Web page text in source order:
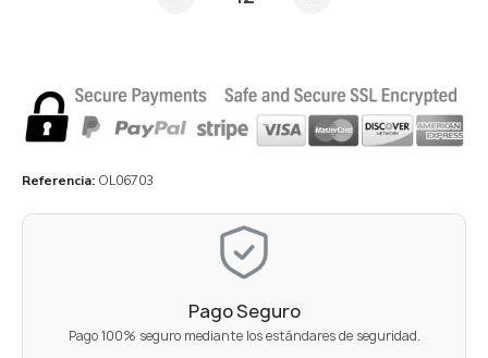
Referencia OL06703
Pago Seguro
Pago 100% seguro mediante los estándares de seguridad.